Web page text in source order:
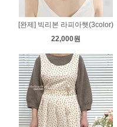
[완제] 빅리본 라피아햇(3color)
22,000원